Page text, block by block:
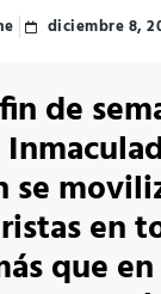
diciembre 8,
de
se
en
que